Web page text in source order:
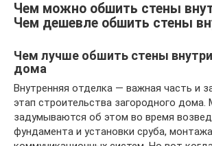
Чем можно обшить стены
Чем дешевле обшить стены
Чем лучше обшить стены
дома
Внутренняя отделка — важная часть и
этап строительства загородного дома.
задумываются об этом во время
фундамента и установки сруба, монтажа